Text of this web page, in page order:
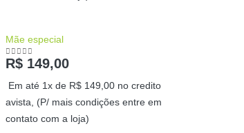
Mãe especial
0out of 5
R$ 149,00
Em até 1x de R$ 149,00 no credito
avista, (P/ mais condições entre em
contato com a loja)